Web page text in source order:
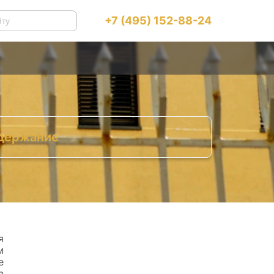
+7 (495) 152-88-24
услуги
репатриации
въезд